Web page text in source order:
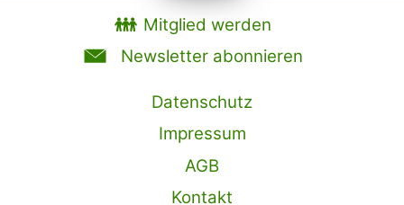
Mitglied werden
Newsletter abonnieren
Datenschutz
Impressum
AGB
Kontakt